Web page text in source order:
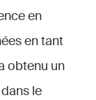
en
en tant
obtenu un
le